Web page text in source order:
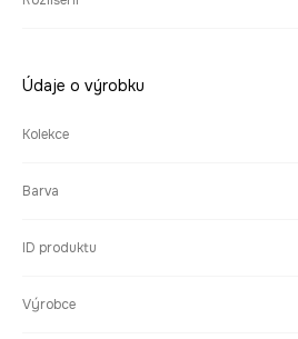
Údaje o výrobku
Kolekce
Barva
ID produktu
Výrobce